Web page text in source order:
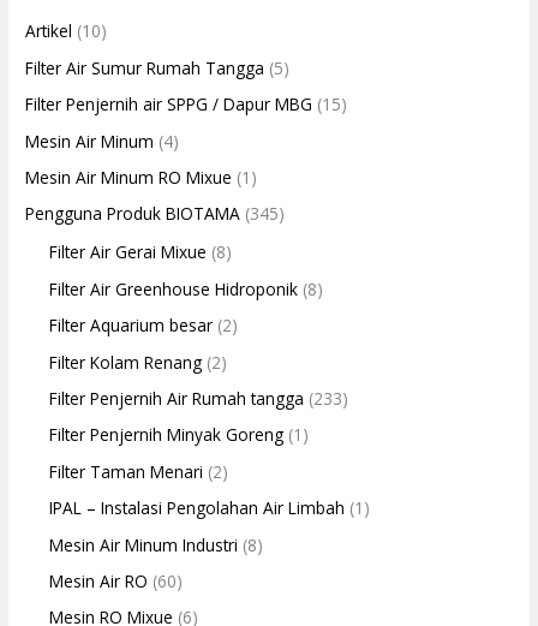
Artikel (10)
Filter Air Sumur Rumah Tangga (5)
Filter Penjernih air SPPG / Dapur MBG (15)
Mesin Air Minum (4)
Mesin Air Minum RO Mixue (1)
Pengguna Produk BIOTAMA (345)
Filter Air Gerai Mixue (8)
Filter Air Greenhouse Hidroponik (8)
Filter Aquarium besar (2)
Filter Kolam Renang (2)
Filter Penjernih Air Rumah tangga (233)
Filter Penjernih Minyak Goreng (1)
Filter Taman Menari (2)
IPAL – Instalasi Pengolahan Air Limbah (1)
Mesin Air Minum Industri (8)
Mesin Air RO (60)
Mesin RO Mixue (6)